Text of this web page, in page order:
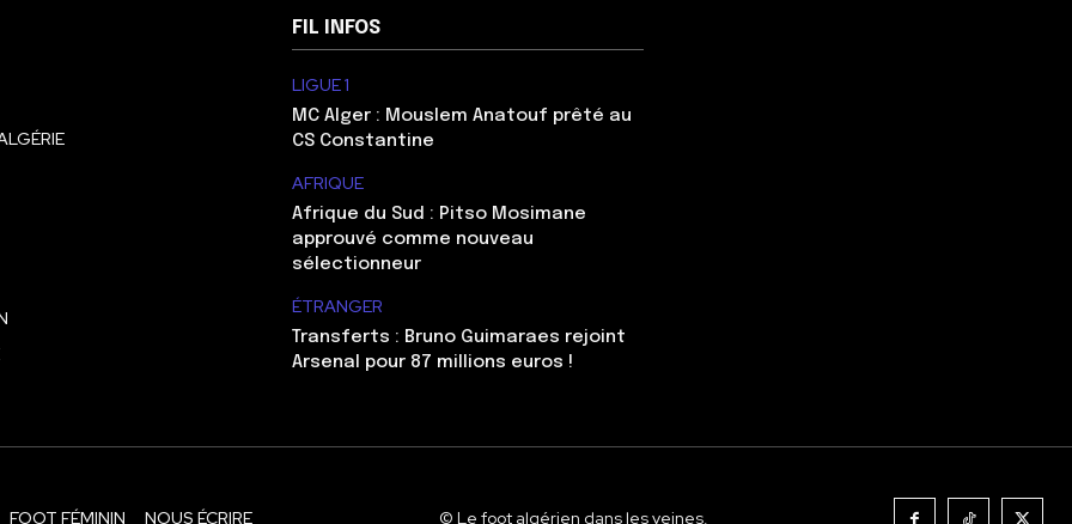
FIL INFOS
LIGUE 1
MC Alger : Mouslem Anatouf prêté au
CS Constantine
AFRIQUE
Afrique du Sud : Pitso Mosimane
approuvé comme nouveau
sélectionneur
ÉTRANGER
Transferts : Bruno Guimaraes rejoint
Arsenal pour 87 millions euros !
FOOT FÉMININ NOUS ÉCRIRE © Le foot algérien dans les veines.